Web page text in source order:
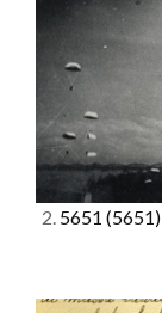
2. 5651 (5651)